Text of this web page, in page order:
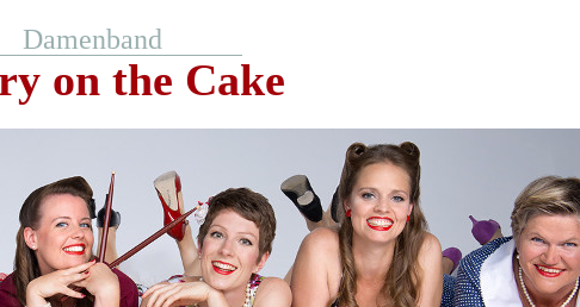
Damenband
on the Cake